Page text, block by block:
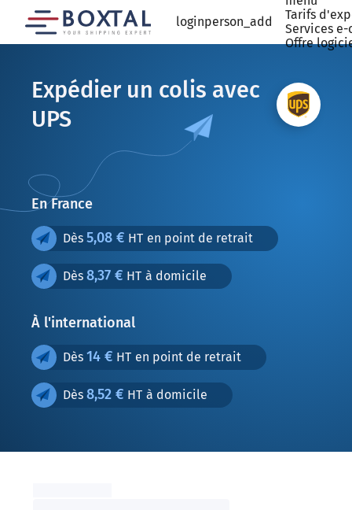
loginperson_add
Tarifs
Services
Offre
Expédier un colis avec
UPS
En France
Dès5,08 € HT en point de retrait
Dès8,37 € HT à domicile
À l'international
Dès14 € HT en point de retrait
Dès8,52 € HT à domicile